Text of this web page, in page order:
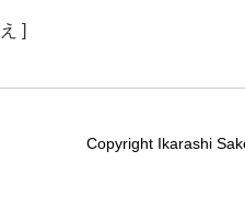
]
Copyright Ikarashi